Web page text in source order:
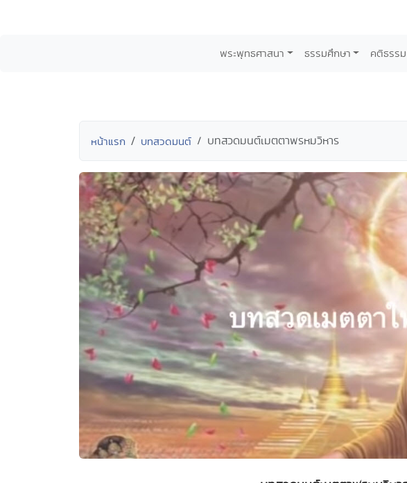
พระพุทธศาสนา ธรรมศึกษา คติธรรม
หน้าแรก บทสวดมนต์ บทสวดมนต์เมตตาพรหมวิหาร